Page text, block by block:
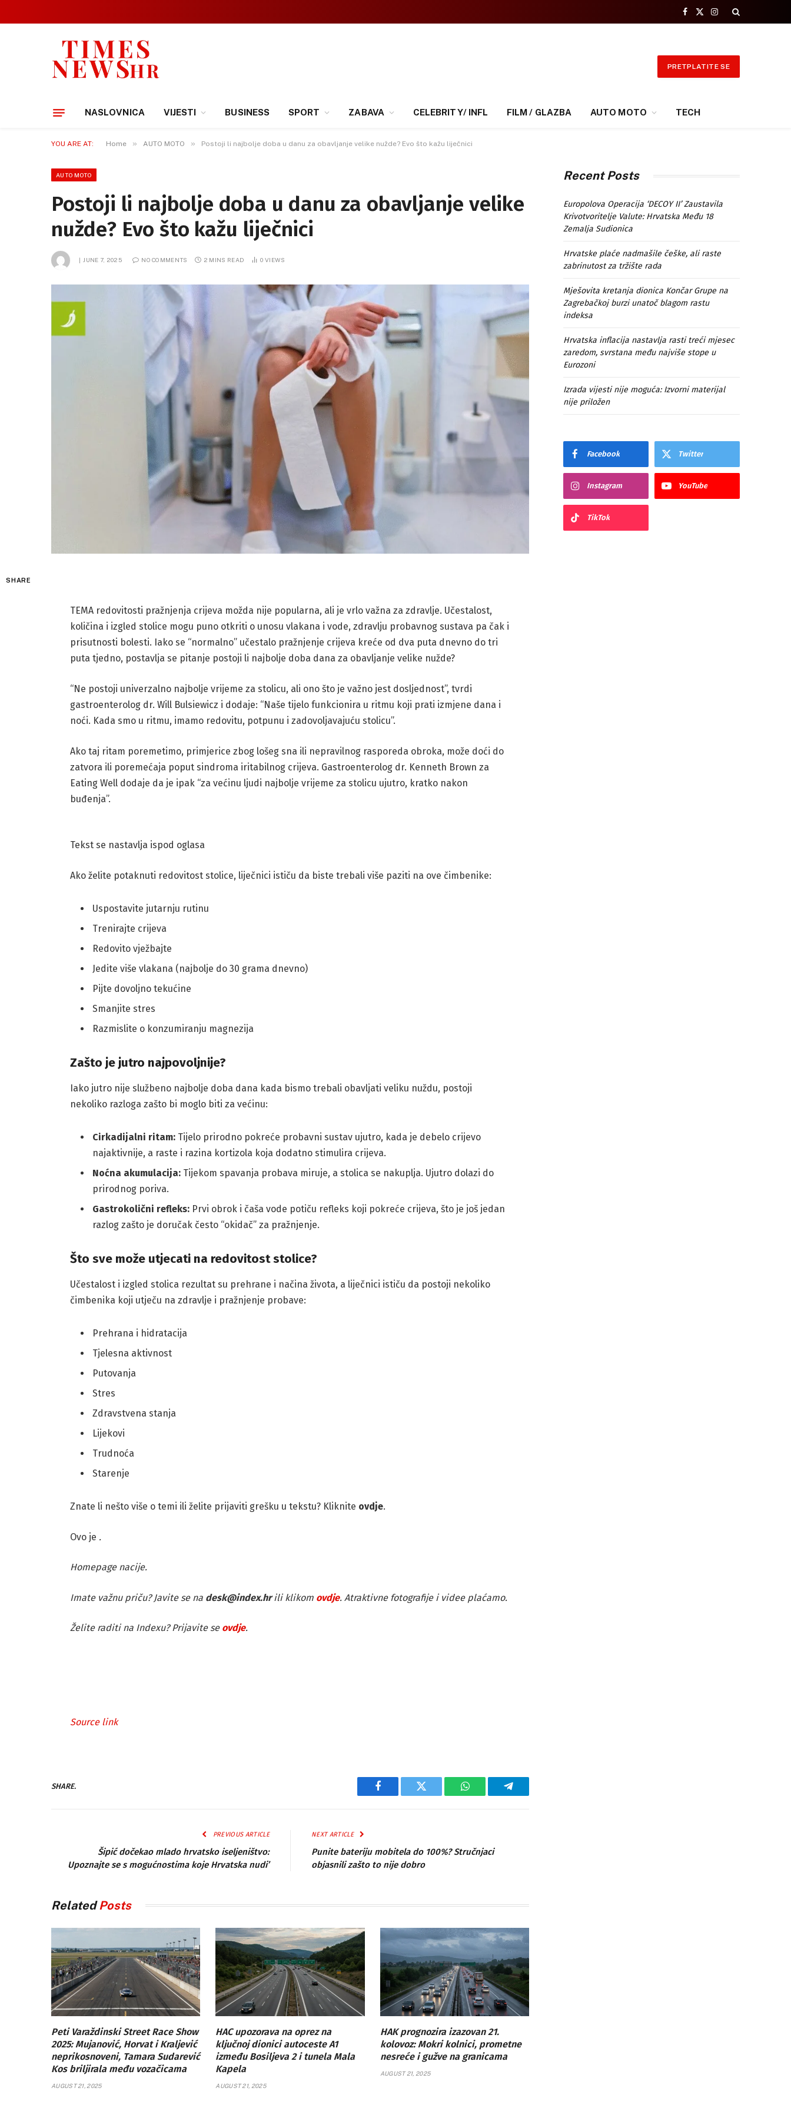
Facebook
X
Instagram
PRETPLATITE SE
NASLOVNICA VIJESTI BUSINESS SPORT ZABAVA CELEBRITY/ INFL FILM / GLAZBA AUTO MOTO TECH
YOU ARE AT: Home » AUTO MOTO » Postoji li najbolje doba u danu za obavljanje velike nužde? Evo što kažu liječnici
AUTO MOTO
Postoji li najbolje doba u danu za obavljanje velike
nužde? Evo što kažu liječnici
JUNE 7, 2025 NO COMMENTS 2 MINS READ 0VIEWS
SHARE
TEMA redovitosti pražnjenja crijeva možda nije popularna, ali je vrlo važna za zdravlje. Učestalost,
količina i izgled stolice mogu puno otkriti o unosu vlakana i vode, zdravlju probavnog sustava pa čak i
prisutnosti bolesti. Iako se “normalno” učestalo pražnjenje crijeva kreće od dva puta dnevno do tri
puta tjedno, postavlja se pitanje postoji li najbolje doba dana za obavljanje velike nužde?
“Ne postoji univerzalno najbolje vrijeme za stolicu, ali ono što je važno jest dosljednost”, tvrdi
gastroenterolog dr. Will Bulsiewicz i dodaje: “Naše tijelo funkcionira u ritmu koji prati izmjene dana i
noći. Kada smo u ritmu, imamo redovitu, potpunu i zadovoljavajuću stolicu”.
Ako taj ritam poremetimo, primjerice zbog lošeg sna ili nepravilnog rasporeda obroka, može doći do
zatvora ili poremećaja poput sindroma iritabilnog crijeva. Gastroenterolog dr. Kenneth Brown za
Eating Well dodaje da je ipak “za većinu ljudi najbolje vrijeme za stolicu ujutro, kratko nakon
buđenja”.
Tekst se nastavlja ispod oglasa
Ako želite potaknuti redovitost stolice, liječnici ističu da biste trebali više paziti na ove čimbenike:
Uspostavite jutarnju rutinu
Trenirajte crijeva
Redovito vježbajte
Jedite više vlakana (najbolje do 30 grama dnevno)
Pijte dovoljno tekućine
Smanjite stres
Razmislite o konzumiranju magnezija
Zašto je jutro najpovoljnije?
Iako jutro nije službeno najbolje doba dana kada bismo trebali obavljati veliku nuždu, postoji
nekoliko razloga zašto bi moglo biti za većinu:
Cirkadijalni ritam:Tijelo prirodno pokreće probavni sustav ujutro, kada je debelo crijevo
najaktivnije, a raste i razina kortizola koja dodatno stimulira crijeva.
Noćna akumulacija:Tijekom spavanja probava miruje, a stolica se nakuplja. Ujutro dolazi do
prirodnog poriva.
Gastrokolični refleks: Prvi obrok i čaša vode potiču refleks koji pokreće crijeva, što je još jedan
razlog zašto je doručak često “okidač” za pražnjenje.
Što sve može utjecati na redovitost stolice?
Učestalost i izgled stolica rezultat su prehrane i načina života, a liječnici ističu da postoji nekoliko
čimbenika koji utječu na zdravlje i pražnjenje probave:
Prehrana i hidratacija
Tjelesna aktivnost
Putovanja
Stres
Zdravstvena stanja
Lijekovi
Trudnoća
Starenje
Znate li nešto više o temi ili želite prijaviti grešku u tekstu? Kliknite ovdje.
Ovo je .
Homepage nacije.
Imate važnu priču? Javite se na desk@index.hrili klikom ovdje. Atraktivne fotografije i videe plaćamo.
Želite raditi na Indexu? Prijavite se ovdje.
Source link
SHARE.
Facebook Twitter WhatsAppTelegram
PREVIOUS ARTICLE
Šipić dočekao mlado hrvatsko iseljeništvo:
Upoznajte se s mogućnostima koje Hrvatska nudi’
NEXT ARTICLE
Punite bateriju mobitela do 100%? Stručnjaci
objasnili zašto to nije dobro
RelatedPosts
Peti Varaždinski Street Race Show
2025: Mujanović, Horvat i Kraljević
neprikosnoveni, Tamara Sudarević
Kos briljirala među vozačicama
AUGUST 21, 2025
HAC upozorava na oprez na
ključnoj dionici autoceste A1
između Bosiljeva 2 i tunela Mala
Kapela
AUGUST 21, 2025
HAK prognozira izazovan 21.
kolovoz: Mokri kolnici, prometne
nesreće i gužve na granicama
AUGUST 21, 2025
Recent Posts
Europolova Operacija ‘DECOY II’ Zaustavila
Krivotvoritelje Valute: Hrvatska Među 18
Zemalja Sudionica
Hrvatske plaće nadmašile češke, ali raste
zabrinutost za tržište rada
Mješovita kretanja dionica Končar Grupe na
Zagrebačkoj burzi unatoč blagom rastu
indeksa
Hrvatska inflacija nastavlja rasti treći mjesec
zaredom, svrstana među najviše stope u
Eurozoni
Izrada vijesti nije moguća: Izvorni materijal
nije priložen
Facebook Twitter
Instagram YouTube
TikTok